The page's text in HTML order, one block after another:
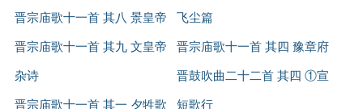
现今的田税制度有所补益。
百姓，以大量免除徭役之数来补充，这样来打通北行的道路，渐
渐充实边境，以防羌胡屡次反叛。又建议将这安定和武威二郡归
傅玄的政治思想成就，主要是“民本”思想。认为“国以民为
本”，民安则国安，民危则国危。傅玄总结秦亡的教训，指出要
实现长治久安，统治者须息欲富民，“民富则安乡重家，敬上而
从教；贫则危乡轻家，相聚而犯上，饥寒切身，而不行非者寡
登歌
晋宗庙歌十一首 其八 景皇帝
登歌
飞尘篇
晋宗庙歌十一首 其九 文皇帝
登歌
晋宗庙歌十一首 其四 豫章府
君登歌
杂诗
晋鼓吹曲二十二首 其四 ①宣
辅政
晋宗庙歌十一首 其一 夕牲歌
短歌行